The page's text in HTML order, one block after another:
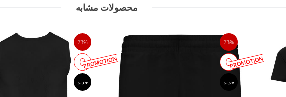
محصولات مشابه
23%
PROMOTION
جدید
23%
PROMOTION
جدید